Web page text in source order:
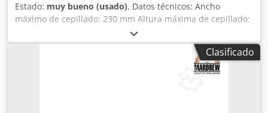
Estado: muy bueno (usado), Datos técnicos: Ancho
máximo de cepillado: 230 mm Altura máxima de cepillado:
130 mm Diámetro del husillo: 40 mm Número de husillos:
5 1, 4, 5 husillos en motor independiente 2, 3 husillos en
un motor Número de rodillos de tracción de acero
superiores: 4 Número de rodillos de tracción de caucho
Clasificado